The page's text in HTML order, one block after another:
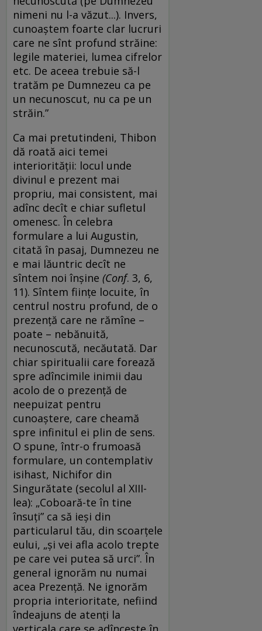
nimeni nu l-a văzut...). Invers,
cunoaştem foarte clar lucruri
care ne sînt profund străine:
legile materiei, lumea cifrelor
etc. De aceea trebuie să-l
tratăm pe Dumnezeu ca pe
un necunoscut, nu ca pe un
străin.”
Ca mai pretutindeni, Thibon
dă roată aici temei
interiorităţii: locul unde
divinul e prezent mai
propriu, mai consistent, mai
adînc decît e chiar sufletul
omenesc. În celebra
formulare a lui Augustin,
citată în pasaj, Dumnezeu ne
e mai lăuntric decît ne
sîntem noi înşine (Conf. 3, 6,
11). Sîntem fiinţe locuite, în
centrul nostru profund, de o
prezenţă care ne rămîne –
poate – nebănuită,
necunoscută, necăutată. Dar
chiar spiritualii care forează
spre adîncimile inimii dau
acolo de o prezenţă de
neepuizat pentru
cunoaştere, care cheamă
spre infinitul ei plin de sens.
O spune, într-o frumoasă
formulare, un contemplativ
isihast, Nichifor din
Singurătate (secolul al XIII-
lea): „Coboară-te în tine
însuţi” ca să ieşi din
particularul tău, din scoarţele
eului, „şi vei afla acolo trepte
pe care vei putea să urci”. În
general ignorăm nu numai
acea Prezenţă. Ne ignorăm
propria interioritate, nefiind
îndeajuns de atenţi la